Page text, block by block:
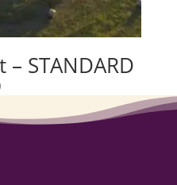
STANDARD